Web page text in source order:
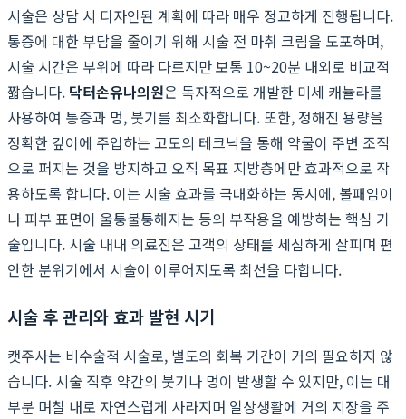
시술은 상담 시 디자인된 계획에 따라 매우 정교하게 진행됩니다.
통증에 대한 부담을 줄이기 위해 시술 전 마취 크림을 도포하며,
시술 시간은 부위에 따라 다르지만 보통 10~20분 내외로 비교적
짧습니다. 닥터손유나의원은 독자적으로 개발한 미세 캐뉼라를
사용하여 통증과 멍, 붓기를 최소화합니다. 또한, 정해진 용량을
정확한 깊이에 주입하는 고도의 테크닉을 통해 약물이 주변 조직
으로 퍼지는 것을 방지하고 오직 목표 지방층에만 효과적으로 작
용하도록 합니다. 이는 시술 효과를 극대화하는 동시에, 볼패임이
나 피부 표면이 울퉁불퉁해지는 등의 부작용을 예방하는 핵심 기
술입니다. 시술 내내 의료진은 고객의 상태를 세심하게 살피며 편
안한 분위기에서 시술이 이루어지도록 최선을 다합니다.
시술 후 관리와 효과 발현 시기
캣주사는 비수술적 시술로, 별도의 회복 기간이 거의 필요하지 않
습니다. 시술 직후 약간의 붓기나 멍이 발생할 수 있지만, 이는 대
부분 며칠 내로 자연스럽게 사라지며 일상생활에 거의 지장을 주